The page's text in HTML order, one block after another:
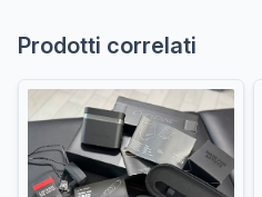
Prodotti correlati